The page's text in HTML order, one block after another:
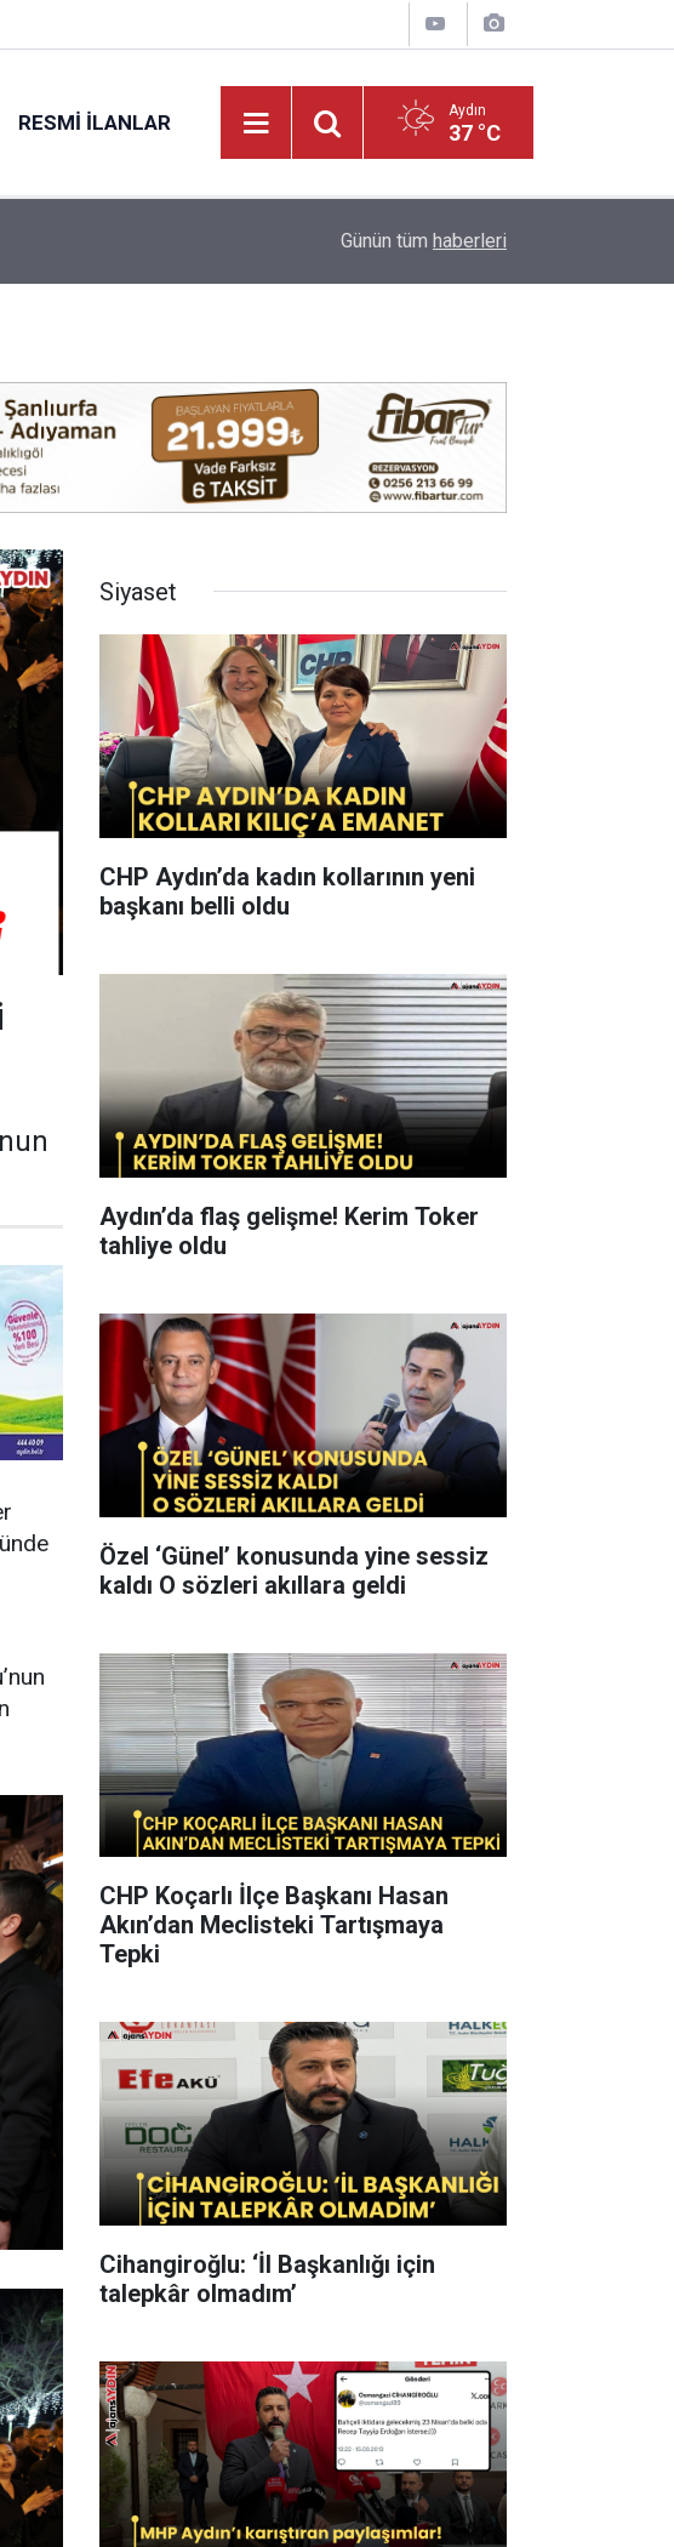
RESMI İLANLAR Aydın
37 °C
Efeler'de minik yetenekler yeşil sahada
Günün tüm haberleri
Siyaset
CHP Aydın’da kadın kollarının yeni
başkanı belli oldu
Aydın’da flaş gelişme! Kerim Toker
tahliye oldu
Özel ‘Günel’ konusunda yine sessiz
kaldı O sözleri akıllara geldi
CHP Koçarlı İlçe Başkanı Hasan
Akın’dan Meclisteki Tartışmaya
Tepki
Cihangiroğlu: ‘İl Başkanlığı için
talepkâr olmadım’